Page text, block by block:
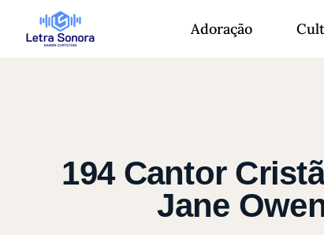
Adoração
194 Cantor
Jane